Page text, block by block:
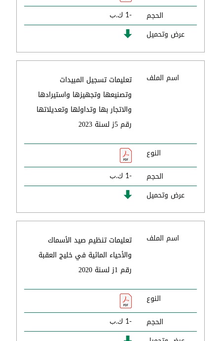
الحجم
-1 ك.ب
عرض وتحميل
اسم الملف
تعليمات تسجيل المبيدات
وتصنيعها وتجهيزها واستيرادها
والاتجار بها وتداولها وتعديلاتها
رقم 5ز لسنة 2023
النوع
الحجم
-1 ك.ب
عرض وتحميل
اسم الملف
تعليمات تنظيم صيد الأسماك
والأحياء المائية في خليج العقبة
رقم 1ز لسنة 2020
النوع
الحجم
-1 ك.ب